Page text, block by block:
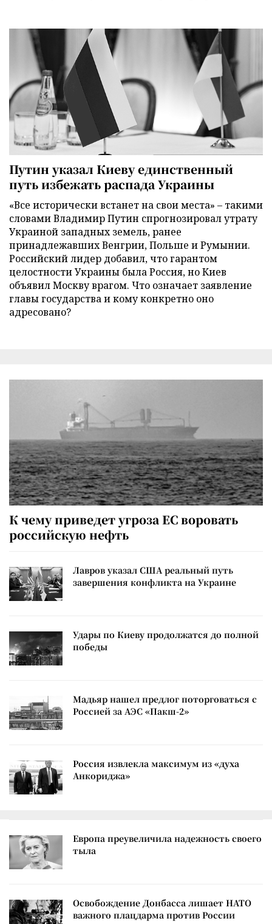
Путин указал Киеву единственный
путь избежать распада Украины
«Все исторически встанет на свои места» – такими
словами Владимир Путин спрогнозировал утрату
Украиной западных земель, ранее
принадлежавших Венгрии, Польше и Румынии.
Российский лидер добавил, что гарантом
целостности Украины была Россия, но Киев
объявил Москву врагом. Что означает заявление
главы государства и кому конкретно оно
адресовано?
К чему приведет угроза ЕС воровать
российскую нефть
Лавров указал США реальный путь
завершения конфликта на Украине
Удары по Киеву продолжатся до полной
победы
Мадьяр нашел предлог поторговаться с
Россией за АЭС «Пакш-2»
Россия извлекла максимум из «духа
Анкориджа»
Европа преувеличила надежность своего
тыла
Освобождение Донбасса лишает НАТО
важного плацдарма против России